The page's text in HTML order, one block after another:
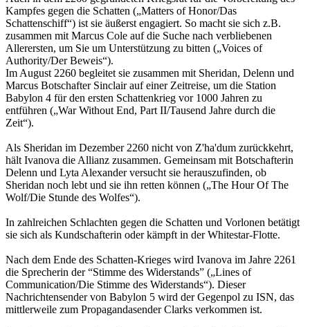
Kampfes gegen die Schatten („Matters of Honor/Das
Schattenschiff“) ist sie äußerst engagiert. So macht sie sich z.B.
zusammen mit Marcus Cole auf die Suche nach verbliebenen
Allerersten, um Sie um Unterstützung zu bitten („Voices of
Authority/Der Beweis“).
Im August 2260 begleitet sie zusammen mit Sheridan, Delenn und
Marcus Botschafter Sinclair auf einer Zeitreise, um die Station
Babylon 4 für den ersten Schattenkrieg vor 1000 Jahren zu
entführen („War Without End, Part II/Tausend Jahre durch die
Zeit“).
Als Sheridan im Dezember 2260 nicht von Z'ha'dum zurückkehrt,
hält Ivanova die Allianz zusammen. Gemeinsam mit Botschafterin
Delenn und Lyta Alexander versucht sie herauszufinden, ob
Sheridan noch lebt und sie ihn retten können („The Hour Of The
Wolf/Die Stunde des Wolfes“).
In zahlreichen Schlachten gegen die Schatten und Vorlonen betätigt
sie sich als Kundschafterin oder kämpft in der Whitestar-Flotte.
Nach dem Ende des Schatten-Krieges wird Ivanova im Jahre 2261
die Sprecherin der “Stimme des Widerstands” („Lines of
Communication/Die Stimme des Widerstands“). Dieser
Nachrichtensender von Babylon 5 wird der Gegenpol zu ISN, das
mittlerweile zum Propagandasender Clarks verkommen ist.